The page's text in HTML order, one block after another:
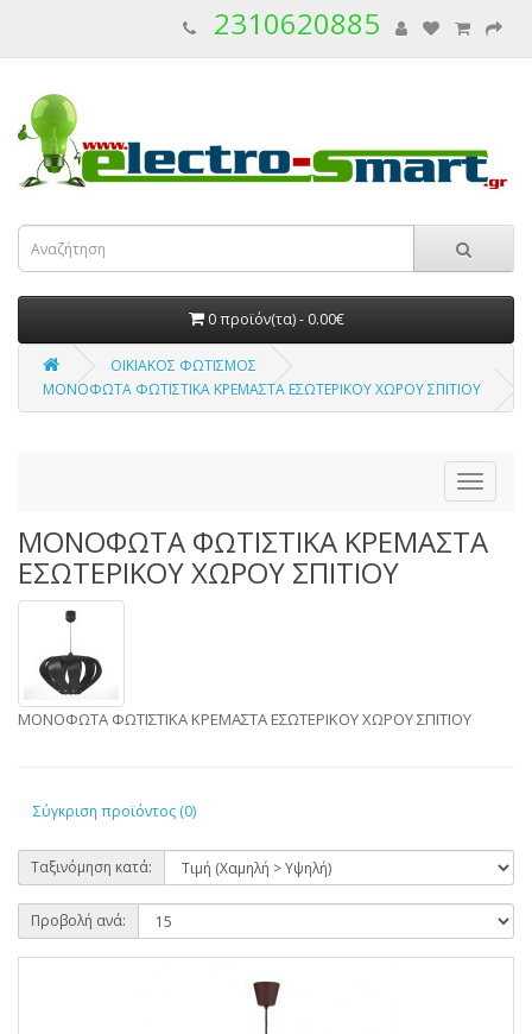
2310620885
0 προϊόν(τα) - 0.00€
ΟΙΚΙΑΚΟΣ ΦΩΤΙΣΜΟΣ
ΜΟΝΟΦΩΤΑ ΦΩΤΙΣΤΙΚΑ ΚΡΕΜΑΣΤΑ ΕΣΩΤΕΡΙΚΟΥ ΧΩΡΟΥ ΣΠΙΤΙΟΥ
ΜΟΝΟΦΩΤΑ ΦΩΤΙΣΤΙΚΑ ΚΡΕΜΑΣΤΑ
ΕΣΩΤΕΡΙΚΟΥ ΧΩΡΟΥ ΣΠΙΤΙΟΥ
ΜΟΝΟΦΩΤΑ ΦΩΤΙΣΤΙΚΑ ΚΡΕΜΑΣΤΑ ΕΣΩΤΕΡΙΚΟΥ ΧΩΡΟΥ ΣΠΙΤΙΟΥ
Σύγκριση προϊόντος (0)
Ταξινόμηση κατά:
Προβολή ανά: